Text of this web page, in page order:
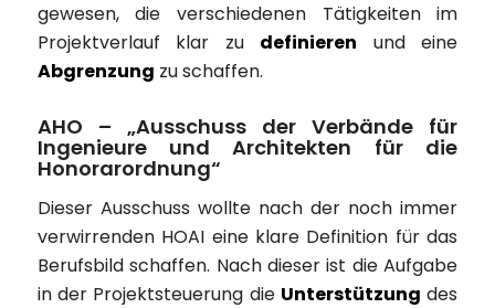
gewesen, die verschiedenen Tätigkeiten im
Projektverlauf klar zu definieren und eine
Abgrenzung zu schaffen.
AHO – „Ausschuss der Verbände für
Ingenieure und Architekten für die
Honorarordnung“
Dieser Ausschuss wollte nach der noch immer
verwirrenden HOAI eine klare Definition für das
Berufsbild schaffen. Nach dieser ist die Aufgabe
in der Projektsteuerung die Unterstützung des